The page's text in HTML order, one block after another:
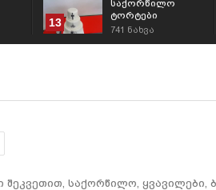
13
საქორწილო
ტორტები
გამოწერით,
741 ნახვა
საქორწილო, ყვავილები,